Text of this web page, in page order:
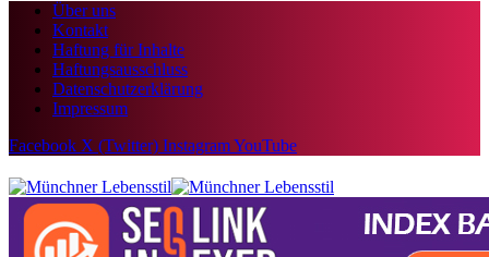
Über uns
Kontakt
Haftung für Inhalte
Haftungsausschluss
Datenschutzerklärung
Impressum
Facebook X (Twitter) InstagramYouTube